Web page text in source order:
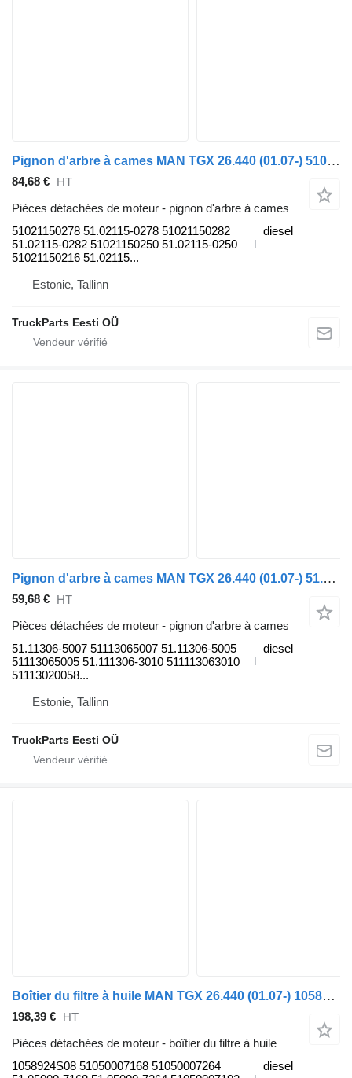
Pignon d'arbre à cames MAN TGX 26.440 (01.07-) 51021150278 pour tracteur routier MAN TGL, TGM, TGS, TGX (2005-2021)
84,68 € HT
Pièces détachées de moteur - pignon d'arbre à cames
51021150278 51.02115-0278 51021150282
51.02115-0282 51021150250 51.02115-0250
51021150216 51.02115...
diesel
Estonie, Tallinn
TruckParts Eesti OÜ
Pignon d'arbre à cames MAN TGX 26.440 (01.07-) 51.11306-5007 pour tracteur routier MAN TGL, TGM, TGS, TGX (2005-2021)
59,68 € HT
Pièces détachées de moteur - pignon d'arbre à cames
51.11306-5007 51113065007 51.11306-5005
51113065005 51.111306-3010 511113063010
51113020058...
diesel
Estonie, Tallinn
TruckParts Eesti OÜ
Boîtier du filtre à huile MAN TGX 26.440 (01.07-) 1058924S08 pour tracteur routier MAN TGL, TGM, TGS, TGX (2005-2021)
198,39 € HT
Pièces détachées de moteur - boîtier du filtre à huile
1058924S08 51050007168 51050007264
diesel